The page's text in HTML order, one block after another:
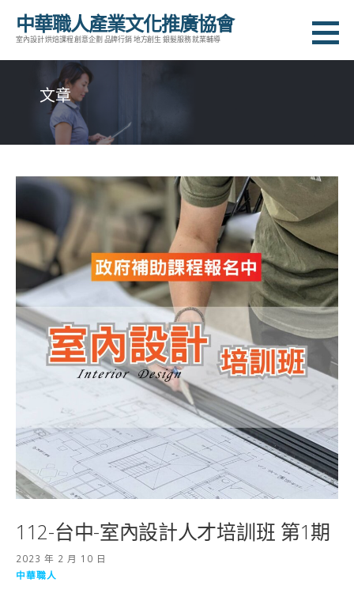
中華職人產業文化推廣協會
室內設計 烘焙課程 創意企劃 品牌行銷 地方創生 銀髮服務 就業輔導
文章
112-台中-室內設計人才培訓班 第1期
2023 年 2 月 10 日
中華職人